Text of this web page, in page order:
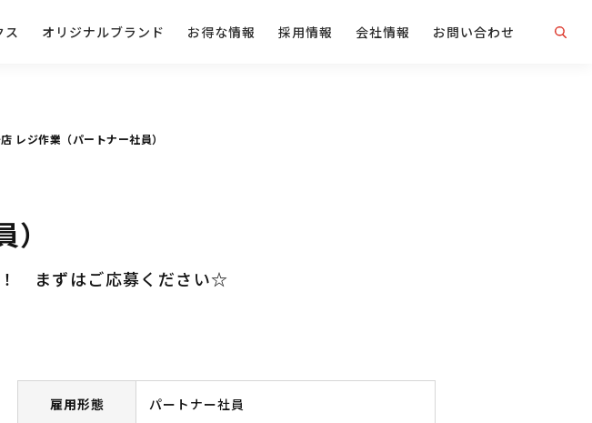
ス オリジナルブランド お得な情報 採用情報 会社情報 お問い合わせ
レジ作業（パートナー社員）
！ まずはご応募ください☆
雇用形態 パートナー社員